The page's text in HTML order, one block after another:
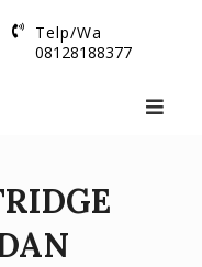
Telp/Wa
08128188377